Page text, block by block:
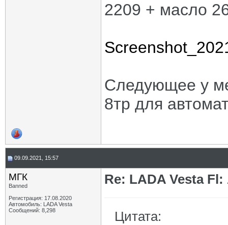
2209 + масло
Следующее у
8тр для
09.09.2021, 15:57
МГК
Banned
Регистрация: 17.08.2020
Автомобиль: LADA Vesta
Сообщений: 8,298
Re: LADA Vesta
Цитата: